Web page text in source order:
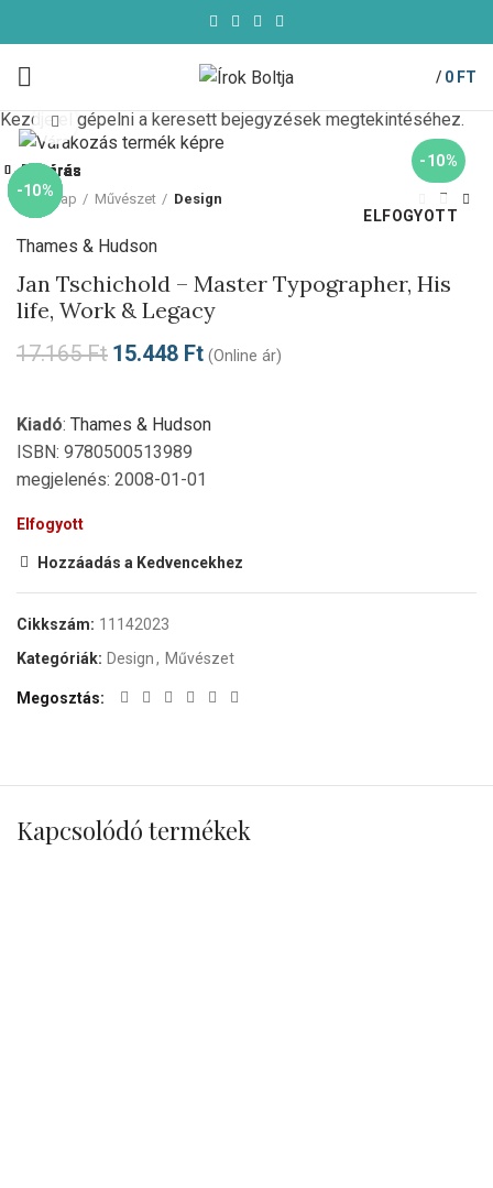
/ 0 FT
-10%
ELFOGYOTT
Click to enlarge
Kezdőlap Művészet Design
Thames & Hudson
Jan Tschichold – Master Typographer, His
life, Work & Legacy
17.165Ft 15.448 Ft (Online ár)
Kiadó: Thames & Hudson
ISBN: 9780500513989
megjelenés: 2008-01-01
Elfogyott
Hozzáadás a Kedvencekhez
Cikkszám: 11142023
Kategóriák: Design, Művészet
Megosztás
Kapcsolódó termékek
Bezárás
-10%
Bezárás
-10%
Bezárás
-10%
Bezárás
-10%
Bezárás
-10%
Bezárás
-10%
Bezárás
Bezárás
Kezdje el gépelni a keresett bejegyzések megtekintéséhez.